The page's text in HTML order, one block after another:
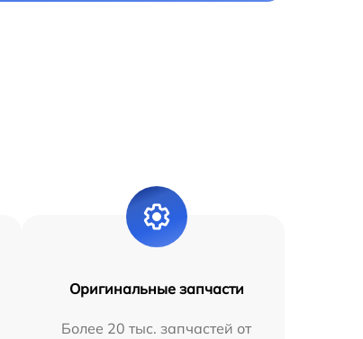
Оригинальные запчасти
Более 20 тыс. запчастей от